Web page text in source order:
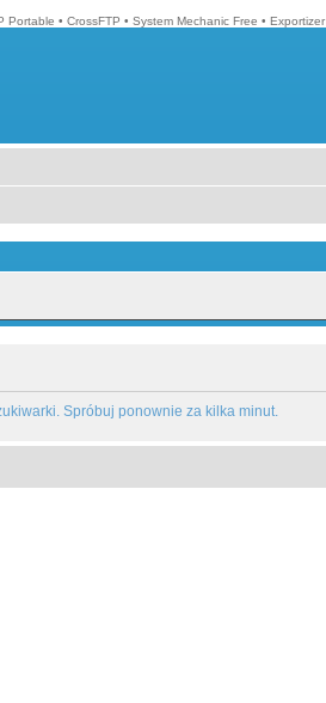
Portable • CrossFTP • System Mechanic Free • Exportizer
Spróbuj ponownie za kilka minut.